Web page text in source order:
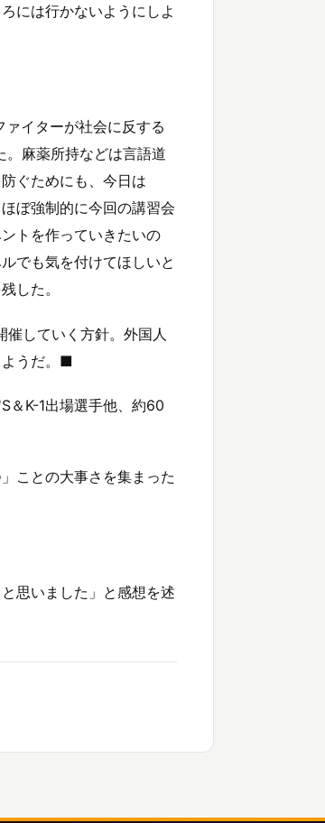
には行かないようにしよ
イターが社会に反する
。麻薬所持などは言語道
ぐためにも、今日は
ぼ強制的に今回の講習会
トを作っていきたいの
でも気を付けてほしいと
した。
催していく方針。外国人
ようだ。■
＆K-1出場選手他、約60
ことの大事さを集まった
思いました」と感想を述